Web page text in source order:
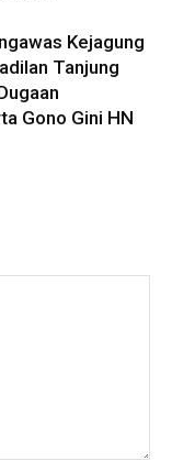
Kejagung
Tanjung
Gono Gini HN